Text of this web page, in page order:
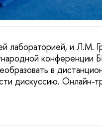
лабораторией, и Л.М.
в
дискуссию. Онлайн-